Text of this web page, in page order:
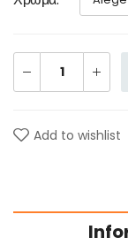
Add to wishlist